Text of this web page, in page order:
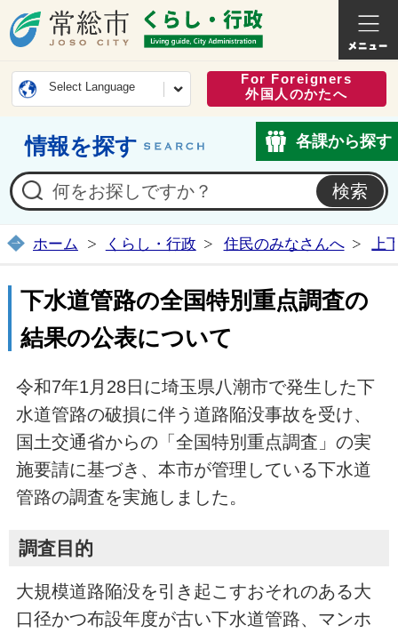
常総市公式ホームページ
くらし
Select Language
For Foreigners
外国人のかたへ
情報を探す 各課から探す
ホーム くらし・行政 住民のみなさんへ 上
下水道管路の全国特別重点調査の
結果の公表について
令和7年1月28日に埼玉県八潮市で発生した下
水道管路の破損に伴う道路陥没事故を受け、
国土交通省からの「全国特別重点調査」の実
施要請に基づき、本市が管理している下水道
管路の調査を実施しました。
調査目的
大規模道路陥没を引き起こすおそれのある大
口径かつ布設年度が古い下水道管路、マンホ